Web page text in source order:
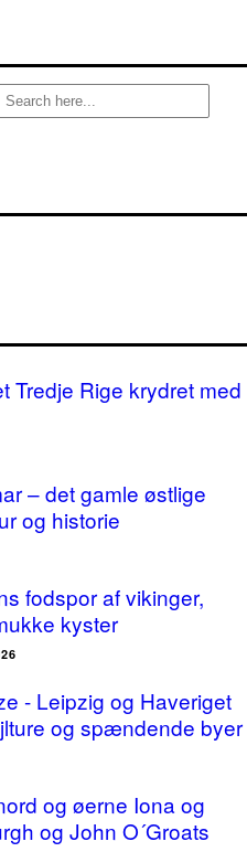
Tredje Rige krydret med
– det gamle østlige
og historie
fodspor af vikinger,
kyster
- Leipzig og Haveriget
og spændende byer
og øerne Iona og
og John O´Groats